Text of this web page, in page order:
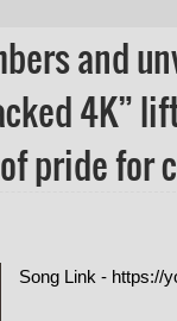
and
4K”
pride for
Song Link - https://